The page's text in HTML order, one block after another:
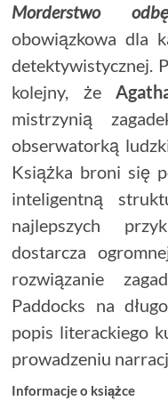
Morderstwo
obowiązkowa dla
detektywistycznej.
kolejny, że
mistrzynią
obserwatorką
Książka broni się
inteligentną
najlepszych
dostarcza
rozwiązanie
Paddocks na
popis literackiego
prowadzeniu
Informacje o książce